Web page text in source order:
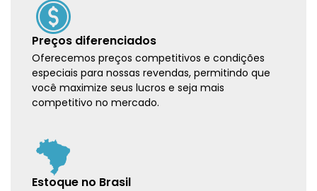
Preços diferenciados
Oferecemos preços competitivos e condições
especiais para nossas revendas, permitindo que
você maximize seus lucros e seja mais
competitivo no mercado.
Estoque no Brasil